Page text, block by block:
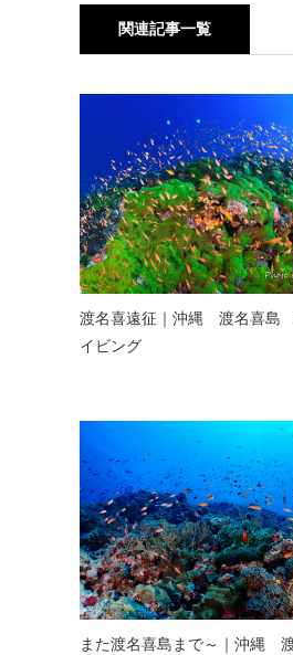
関連記事一覧
渡名喜遠征｜沖縄 渡名喜島
イビング
また渡名喜島まで～｜沖縄